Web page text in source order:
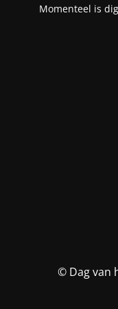
Momenteel is
© Dag van